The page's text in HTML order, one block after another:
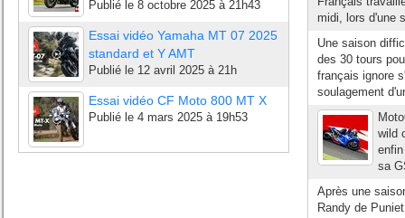
Publié le 8 octobre 2025 à 21h43
Essai vidéo Yamaha MT 07 2025
standard et Y AMT
Publié le 12 avril 2025 à 21h
Essai vidéo CF Moto 800 MT X
Publié le 4 mars 2025 à 19h53
midi, lors d'une
Une saison
des 30 tours
français ignore
soulagement
wild
sa
Après une
Randy de